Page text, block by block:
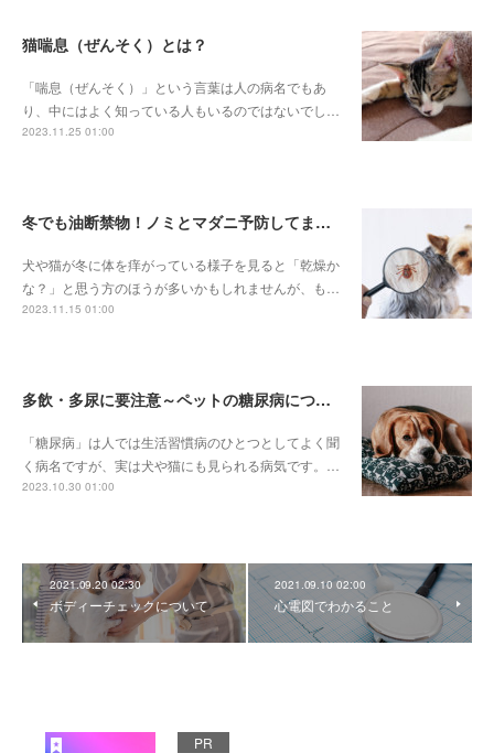
猫喘息（ぜんそく）とは？
「喘息（ぜんそく）」という言葉は人の病名でもあ
り、中にはよく知っている人もいるのではないでし…
2023.11.25 01:00
冬でも油断禁物！ノミとマダニ予防してますか？
犬や猫が冬に体を痒がっている様子を見ると「乾燥か
な？」と思う方のほうが多いかもしれませんが、も…
2023.11.15 01:00
多飲・多尿に要注意～ペットの糖尿病について～
「糖尿病」は人では生活習慣病のひとつとしてよく聞
く病名ですが、実は犬や猫にも見られる病気です。…
2023.10.30 01:00
2021.09.20 02:30
ボディーチェックについて
2021.09.10 02:00
心電図でわかること
PR